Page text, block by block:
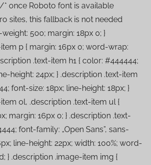
/* once Roboto font is available
sites, this fallback is not needed
500; margin: 18px 0; }
p { margin: 16px 0; word-wrap:
.text-item h1 { color: #444444;
height: 24px; } .description .text-item
font-size: 18px; line-height: 18px; }
ol, .description .text-item ul {
margin: 16px 0; } .description .text-
font-family: „Open Sans”, sans-
line-height: 22px; width: 100%; word-
} .description .image-item img {